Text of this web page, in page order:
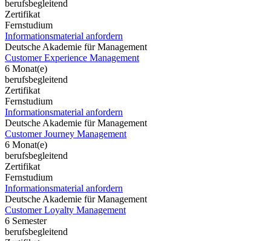
berufsbegleitend
Zertifikat
Fernstudium
Informationsmaterial anfordern
Deutsche Akademie für Management
Customer Experience Management
6 Monat(e)
berufsbegleitend
Zertifikat
Fernstudium
Informationsmaterial anfordern
Deutsche Akademie für Management
Customer Journey Management
6 Monat(e)
berufsbegleitend
Zertifikat
Fernstudium
Informationsmaterial anfordern
Deutsche Akademie für Management
Customer Loyalty Management
6 Semester
berufsbegleitend